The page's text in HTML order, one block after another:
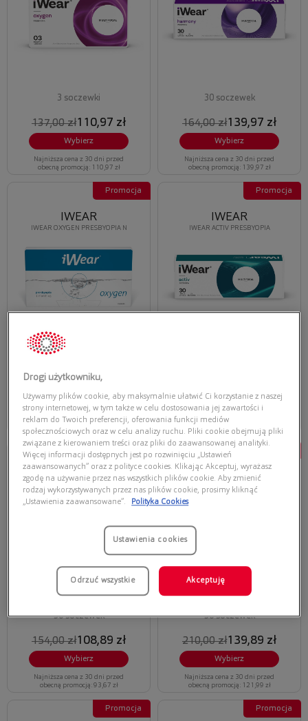
3 soczewki
137,00 zł110,97 zł
Wybierz
Najniższa cena z 30 dni przed
obecną promocją: 110,97 zł
30 soczewek
164,00 zł139,97 zł
Wybierz
Najniższa cena z 30 dni przed
obecną promocją: 139,97 zł
Promocja
IWEAR OXYGEN PRESBYOPIA N
IWEAR
137,00 zł109,97 zł
Wybierz
Najniższa cena z 30 dni przed
obecną promocją: 109,97 zł
Promocja
IWEAR ACTIV PRESBYOPIA
IWEAR
Wybierz
Najniższa cena z 30 dni przed
obecną promocją: 116,97 zł
Promocja
1DAY ACUVUE MOIST MULTIFOCAL
ACUVUE
30 soczewek
154,00 zł108,89 zł
Wybierz
Najniższa cena z 30 dni przed
obecną promocją: 93,67 zł
Promocja
DAILIES TOTAL 1 MULTIFOCAL
DAILIES
30 soczewek
210,00 zł139,89 zł
Wybierz
Najniższa cena z 30 dni przed
obecną promocją: 121,99 zł
Promocja Promocja
Drogi użytkowniku,
Używamy plików cookie, aby maksymalnie ułatwić Ci korzystanie z naszej
strony internetowej, w tym także w celu dostosowania jej zawartości i
reklam do Twoich preferencji, oferowania funkcji mediów
społecznościowych oraz w celu analizy ruchu. Pliki cookie obejmują pliki
związane z kierowaniem treści oraz pliki do zaawansowanej analityki.
Więcej informacji dostępnych jest po rozwinięciu „Ustawień
zaawansowanych” oraz z polityce cookies. Klikając Akceptuj, wyrażasz
zgodę na używanie przez nas wszystkich plików cookie. Aby zmienić
rodzaj wykorzystywanych przez nas plików cookie, prosimy kliknąć
„Ustawienia zaawansowane”.
Polityka Cookies
Ustawienia cookies
Odrzuć wszystkie Akceptuję